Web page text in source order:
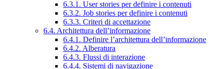
6.3.1. User stories per definire i contenuti
6.3.2. Job stories per definire i contenuti
6.3.3. Criteri di accettazione
6.4. Architettura dell’informazione
6.4.1. Definire l’architettura dell’informazione
6.4.2. Alberatura
6.4.3. Flussi di interazione
6.4.4. Sistemi di navigazione